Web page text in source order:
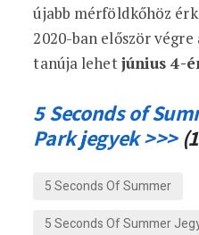
újabb mérföldkőhöz
2020-ban először
tanúja lehetjúnius 4-
5 Seconds of
Park jegyek >>>
5 Seconds Of Summer
5 Seconds Of Summer